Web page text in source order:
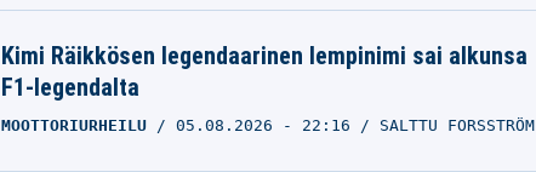
Kimi Räikkösen legendaarinen lempinimi sai alkunsa
F1-legendalta
MOOTTORIURHEILU 05.08.2026 - 22:16 SALTTU FORSSTRÖM